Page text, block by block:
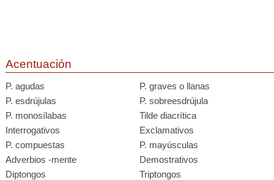
Acentuación
P. agudas
P. graves o llanas
P. esdrújulas
P. sobreesdrújula
P. monosílabas
Tilde diacrítica
Interrogativos
Exclamativos
P. compuestas
P. mayúsculas
Adverbios -mente
Demostrativos
Diptongos
Triptongos